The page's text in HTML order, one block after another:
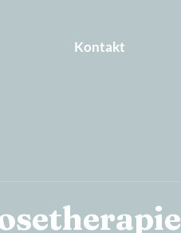
Kontakt